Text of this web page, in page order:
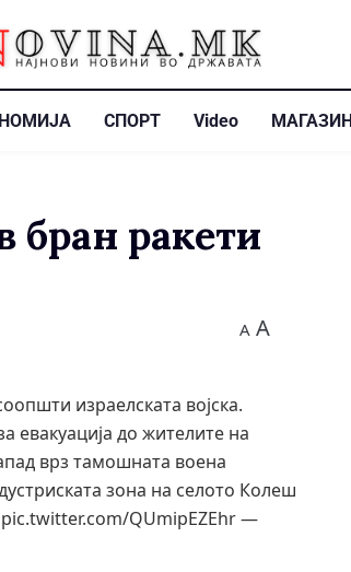
СПОРТ Video МАГАЗИН
ракети
A A
израелската војска.
евакуација до жителите на
врз тамошната воена
зона на селото Колеш
QUmipEZEhr —